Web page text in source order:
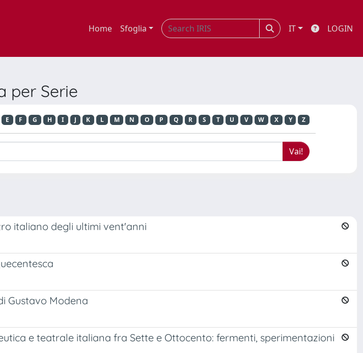
Home Sfoglia IT LOGIN
per Serie
E F G H I J K L M N O P Q R S T U V W X Y Z
italiano degli ultimi vent'anni
Gustavo Modena
e teatrale italiana fra Sette e Ottocento: fermenti, sperimentazioni